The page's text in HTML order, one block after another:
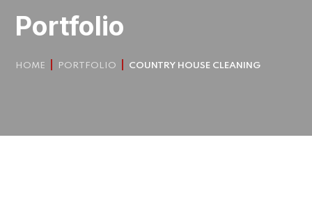
Portfolio
HOME PORTFOLIO COUNTRY HOUSE CLEANING